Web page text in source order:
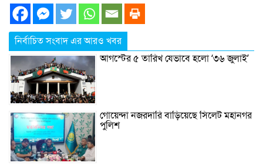
নির্বাচিত সংবাদ এর আরও খবর
আগস্টের ৫ তারিখ যেভাবে হলো ‘৩৬ জুলাই’
গোয়েন্দা নজরদারি বাড়িয়েছে সিলেট মহানগর
পুলিশ